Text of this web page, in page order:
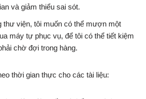
và giảm thiểu sai sót.
thư viện, tôi muốn có thể mượn một
máy tự phục vụ, để tôi có thể tiết kiệm
chờ đợi trong hàng.
thời gian thực cho các tài liệu: